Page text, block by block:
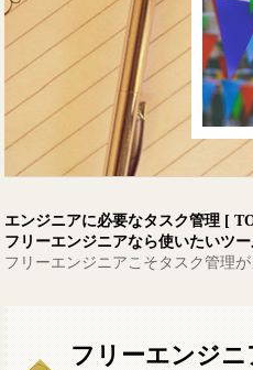
エンジニアに必要なタスク管理 [
フリーエンジニアなら使いたいツ
フリーエンジニアこそタスク管理
フリーエンジ